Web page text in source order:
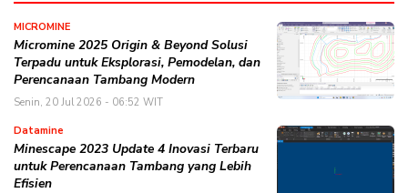
MICROMINE
Micromine 2025 Origin & Beyond Solusi
Terpadu untuk Eksplorasi, Pemodelan, dan
Perencanaan Tambang Modern
Senin, 20 Jul 2026 - 06:52 WIT
Datamine
Minescape 2023 Update 4 Inovasi Terbaru
untuk Perencanaan Tambang yang Lebih
Efisien